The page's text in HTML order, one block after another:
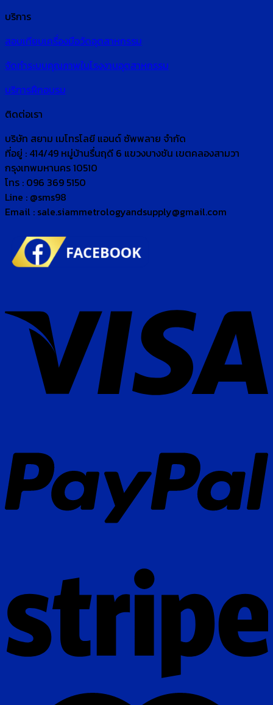
บริการ
สอบเทียบเครื่องมือวัดอุตสาหกรรม
จัดทำระบบคุณภาพในโรงงานอุตสาหกรรม
บริการฝึกอบรม
ติดต่อเรา
บริษัท สยาม เมโทรโลยี แอนด์ ซัพพลาย จำกัด
ที่อยู่ : 414/49 หมู่บ้านรื่นฤดี 6 แขวงบางชัน เขตคลองสามวา
กรุงเทพมหานคร 10510
โทร : 096 369 5150
Line : @sms98
Email : sale.siammetrologyandsupply@gmail.com